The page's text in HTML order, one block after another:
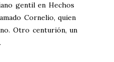
gentil en Hechos
Cornelio, quien
Otro centurión, un